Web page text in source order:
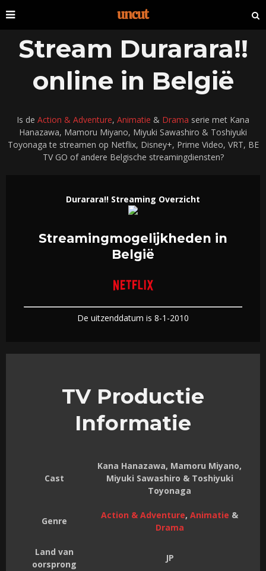
Stream Durarara!!
online in België
Is de Action & Adventure, Animatie & Drama serie met Kana
Hanazawa, Mamoru Miyano, Miyuki Sawashiro & Toshiyuki
Toyonaga te streamen op Netflix, Disney+, Prime Video, VRT, BE
TV GO of andere Belgische streamingdiensten?
Durarara!! Streaming Overzicht
Streamingmogelijkheden in
België
De uitzenddatum is 8-1-2010
TV Productie
Informatie
Cast
Kana Hanazawa, Mamoru Miyano,
Miyuki Sawashiro & Toshiyuki
Toyonaga
Genre
Action & Adventure, Animatie &
Drama
Land van
oorsprong
JP